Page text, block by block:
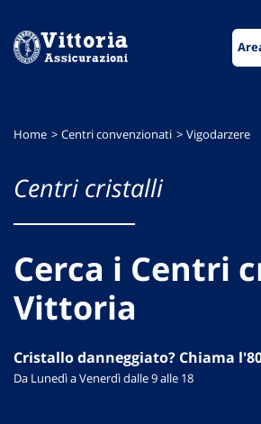
menu
contenuto
footer
Home Centri convenzionati Vigodarzere
Centri cristalli
Cerca i Centri
Vittoria
Cristallo danneggiato? Chiama
Da Lunedì a Venerdì dalle 9 alle 18